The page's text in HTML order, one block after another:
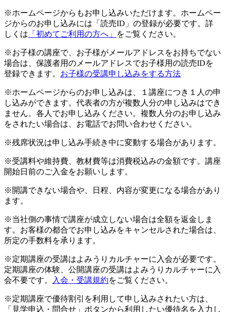
※ホームページからもお申し込みいただけます。ホームペー
ジからのお申し込みには「読売ID」の登録が必要です。詳
しくは 「初めてご利用の方へ」 をご覧ください。
※お子様の講座で、お子様がメールアドレスをお持ちでない
場合は、保護者用のメールアドレスでお子様用の読売IDを
登録できます。 お子様の受講申し込みをする方法
※ホームページからのお申し込みは、１講座につき１人の申
し込みができます。代表者の方が複数人分の申し込みはでき
ません。各人でお申し込みください。複数人分のお申し込み
をされたい場合は、お電話でお問い合わせください。
※残席状況は申し込み手続き中に変動する場合があります。
※受講料や維持費、教材費等は消費税込みの金額です。講座
開始日前のご入金をお願いします。
※開講できない場合や、日程、内容が変更になる場合があり
ます。
※当社側の事情で講座が成立しない場合は全額を返金しま
す。お客様の都合でお申し込みをキャンセルされた場合は、
所定の手数料を承ります。
※定期講座の受講はよみうりカルチャーに入会が必要です。
定期講座の体験、公開講座の受講はよみうりカルチャーに入
会不要です。
入会・受講規約をご覧ください。
※定期講座で優待割引を利用して申し込みされたい方は、
「見学申込・問合せ」ボタンから利用したい優待名を入力し